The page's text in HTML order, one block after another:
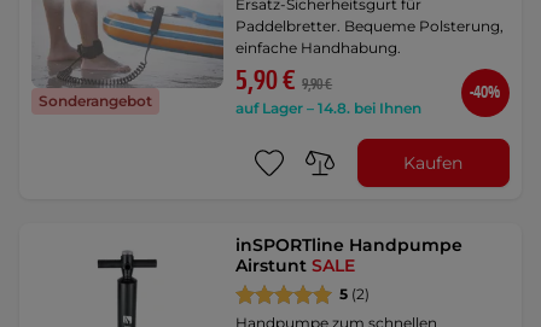
Sonderangebot
Ersatz-Sicherheitsgurt für
Paddelbretter. Bequeme Polsterung,
einfache Handhabung.
5,90 € 9,90 €
auf Lager – 14.8. bei Ihnen
-40%
Kaufen
inSPORTline Handpumpe
AirstuntSALE
5 (2)
Handpumpe zum schnellen